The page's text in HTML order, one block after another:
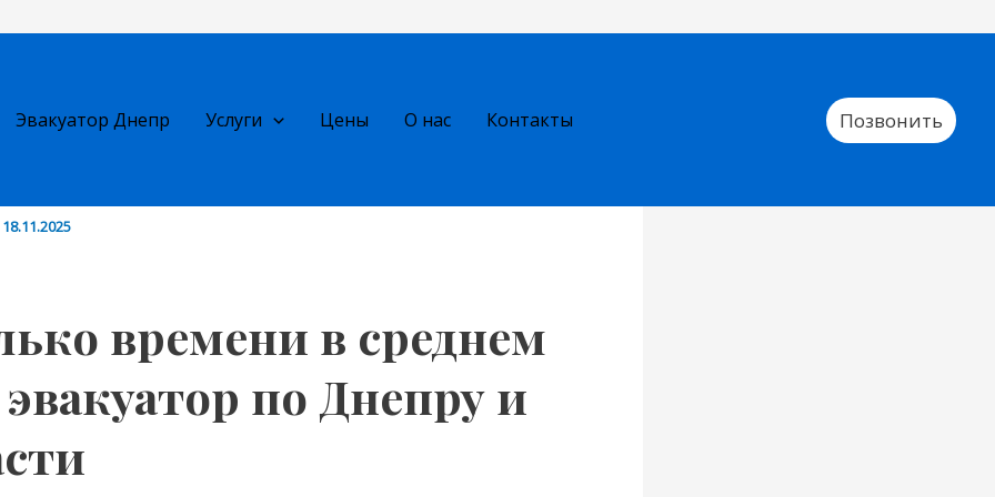
Эвакуатор Днепр
Услуги Цены О нас Контакты Позвонить
времени в среднем едет
18.11.2025
времени в среднем
эвакуатор по Днепру и